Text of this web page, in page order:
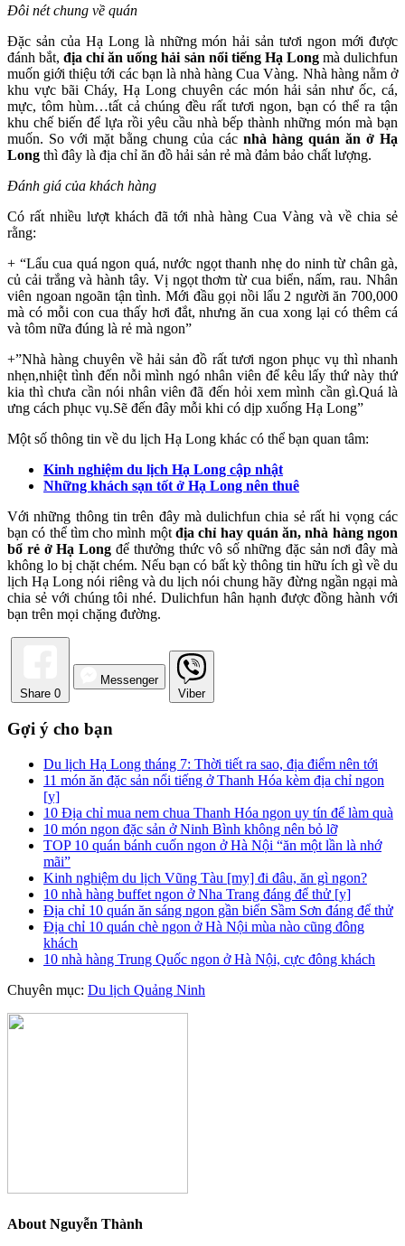
Đôi nét chung về quán
Đặc sản của Hạ Long là những món hải sản tươi ngon mới được
đánh bắt,địa chỉ ăn uống hải sản nổi tiếng Hạ Longmà dulichfun
muốn giới thiệu tới các bạn là nhà hàng Cua Vàng. Nhà hàng nằm ở
khu vực bãi Cháy, Hạ Long chuyên các món hải sản như ốc, cá,
mực, tôm hùm…tất cả chúng đều rất tươi ngon, bạn có thể ra tận
khu chế biến để lựa rồi yêu cầu nhà bếp thành những món mà bạn
muốn. So với mặt bằng chung của các nhà hàng quán ăn ở Hạ
Long thì đây là địa chỉ ăn đồ hải sản rẻ mà đảm bảo chất lượng.
Đánh giá của khách hàng
Có rất nhiều lượt khách đã tới nhà hàng Cua Vàng và về chia sẻ
rằng:
+ “Lẩu cua quá ngon quá, nước ngọt thanh nhẹ do ninh từ chân gà,
củ cải trắng và hành tây. Vị ngọt thơm từ cua biển, nấm, rau. Nhân
viên ngoan ngoãn tận tình. Mới đầu gọi nồi lẩu 2 người ăn 700,000
mà có mỗi con cua thấy hơi đắt, nhưng ăn cua xong lại có thêm cá
và tôm nữa đúng là rẻ mà ngon”
+”Nhà hàng chuyên về hải sản đồ rất tươi ngon phục vụ thì nhanh
nhẹn,nhiệt tình đến nỗi mình ngó nhân viên để kêu lấy thứ này thứ
kia thì chưa cần nói nhân viên đã đến hỏi xem mình cần gì.Quá là
ưng cách phục vụ.Sẽ đến đây mỗi khi có dịp xuống Hạ Long”
Một số thông tin về du lịch Hạ Long khác có thể bạn quan tâm:
Kinh nghiệm du lịch Hạ Long cập nhật
Những khách sạn tốt ở Hạ Long nên thuê
Với những thông tin trên đây mà dulichfun chia sẻ rất hi vọng các
bạn có thể tìm cho mình một địa chỉ hay quán ăn, nhà hàng ngon
bổ rẻ ở Hạ Long để thưởng thức vô số những đặc sản nơi đây mà
không lo bị chặt chém. Nếu bạn có bất kỳ thông tin hữu ích gì về du
lịch Hạ Long nói riêng và du lịch nói chung hãy đừng ngần ngại mà
chia sẻ với chúng tôi nhé. Dulichfun hân hạnh được đồng hành với
bạn trên mọi chặng đường.
Share 0
Messenger
Viber
Gợi ý cho bạn
Du lịch Hạ Long tháng 7: Thời tiết ra sao, địa điểm nên tới
11 món ăn đặc sản nổi tiếng ở Thanh Hóa kèm địa chỉ ngon
[y]
10 Địa chỉ mua nem chua Thanh Hóa ngon uy tín để làm quà
10 món ngon đặc sản ở Ninh Bình không nên bỏ lỡ
TOP 10 quán bánh cuốn ngon ở Hà Nội “ăn một lần là nhớ
mãi”
Kinh nghiệm du lịch Vũng Tàu [my] đi đâu, ăn gì ngon?
10 nhà hàng buffet ngon ở Nha Trang đáng để thử [y]
Địa chỉ 10 quán ăn sáng ngon gần biển Sầm Sơn đáng để thử
Địa chỉ 10 quán chè ngon ở Hà Nội mùa nào cũng đông
khách
10 nhà hàng Trung Quốc ngon ở Hà Nội, cực đông khách
Chuyên mục: Du lịch Quảng Ninh
About Nguyễn Thành